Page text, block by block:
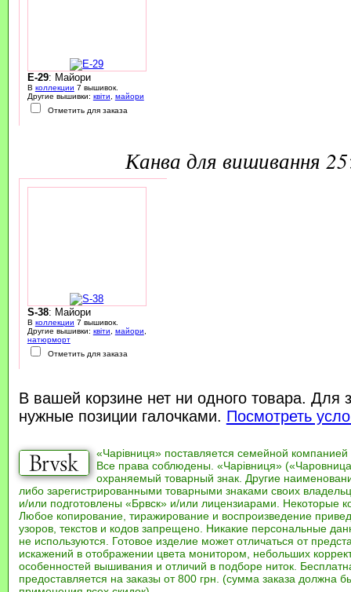
E-29: Майори
В коллекции 7 вышивок.
Другие вышивки: квіти, майори
Отметить для заказа
канва для вишивання
S-38: Майори
В коллекции 7 вышивок.
Другие вышивки: квіти майори
натюрморт
Отметить для заказа
В вашей корзине нет ни одного товара. Для
нужные позиции галочками. Посмотреть
«Чарівниця» поставляется семейной компанией
Все права соблюдены. «Чарівниця»
охраняемый товарный знак. Другие
либо зарегистрированными товарными знаками своих
и/или подготовлены «Брвск» и/или лицензиарами. Некоторые
Любое копирование, тиражирование и воспроизведение
узоров, текстов и кодов запрещено. Никакие персональные
не используются. Готовое изделие может отличаться от
искажений в отображении цвета монитором, небольших
особенностей вышивания и отличий в подборе ниток.
предоставляется на заказы от 800 грн. (сумма заказа должна